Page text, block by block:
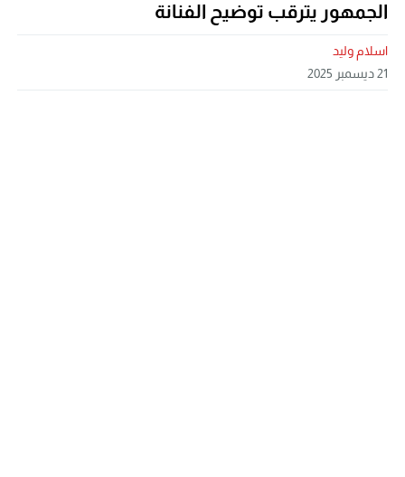
الجمهور يترقب توضيح الفنانة
اسلام وليد
21 ديسمبر 2025